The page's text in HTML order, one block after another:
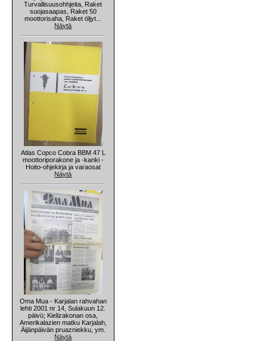
Turvallisuusohhjeita, Raket
suojasaapas, Raket 50
moottorisaha, Raket öljyt...
Näytä
Atlas Copco Cobra BBM 47 L
moottoriporakone ja -kanki -
Hoito-ohjekirja ja varaosat
Näytä
Oma Mua - Karjalan rahvahan
lehti 2001 nr 14, Sulakuun 12.
päivü; Kielizakonan osa,
Amerikalazien matku Karjalah,
Äijänpäivän pruazniekku, ym.
Näytä